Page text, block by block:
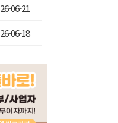
26-06-21
26-06-18